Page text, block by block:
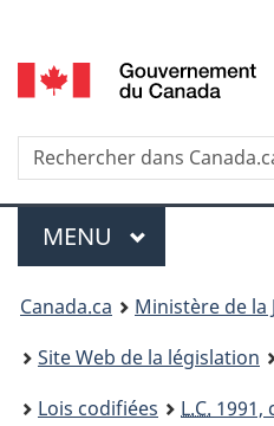
selection
Recherche
Menu
MENU PRINCIPAL
You
are
here:
Canada.ca
Ministère de la
Site Web de la législation
Lois codifiées
L.C. 1991,